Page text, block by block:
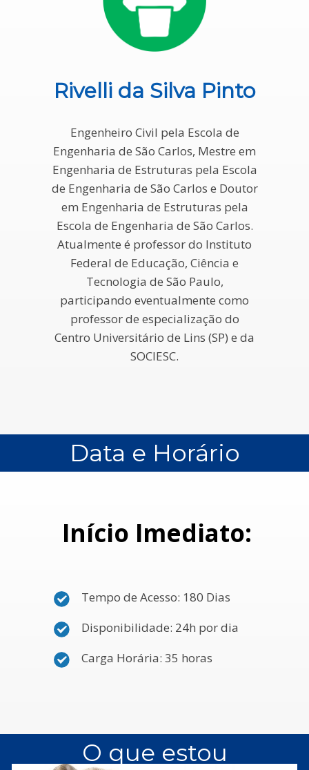
Rivelli da Silva Pinto
Engenheiro Civil pela Escola de
Engenharia de São Carlos, Mestre em
Engenharia de Estruturas pela Escola
de Engenharia de São Carlos e Doutor
em Engenharia de Estruturas pela
Escola de Engenharia de São Carlos.
Atualmente é professor do Instituto
Federal de Educação, Ciência e
Tecnologia de São Paulo,
participando eventualmente como
professor de especialização do
Centro Universitário de Lins (SP) e da
SOCIESC.
Data e Horário
Início Imediato:
Tempo de Acesso: 180 Dias
Disponibilidade: 24h por dia
Carga Horária: 35 horas
O que estou